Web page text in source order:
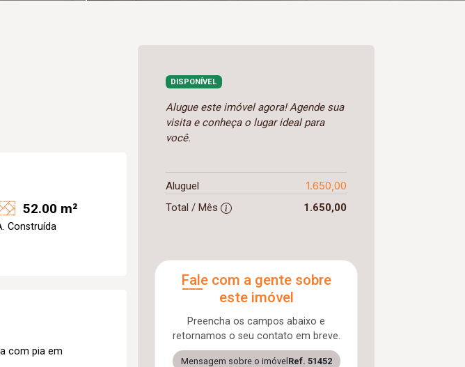
52.00 m²
Construída
com pia em
DISPONÍVEL
Alugue este imóvel agora! Agende sua
visita e conheça o lugar ideal para
você.
Aluguel 1.650,00
Total / Mês 1.650,00
Fale com a gente sobre
este imóvel
Preencha os campos abaixo e
retornamos o seu contato em breve.
Mensagem sobre o imóvel Ref. 51452